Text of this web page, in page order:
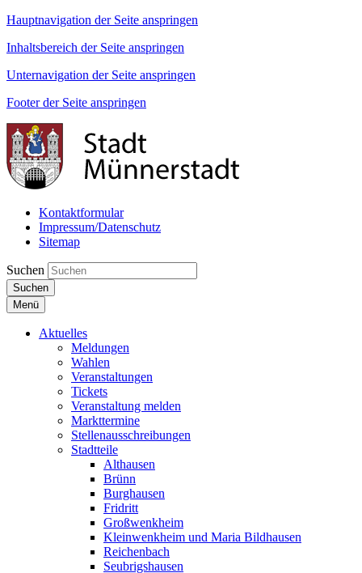
Hauptnavigation der Seite anspringen
Inhaltsbereich der Seite anspringen
Unternavigation der Seite anspringen
Footer der Seite anspringen
Kontaktformular
Impressum/Datenschutz
Sitemap
Suchen
Suchen
Menü
Aktuelles
Meldungen
Wahlen
Veranstaltungen
Tickets
Veranstaltung melden
Markttermine
Stellenausschreibungen
Stadtteile
Althausen
Brünn
Burghausen
Fridritt
Großwenkheim
Kleinwenkheim und Maria Bildhausen
Reichenbach
Seubrigshausen